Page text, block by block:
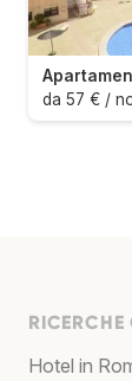
da 57 € /
RICERCHE
Hotel in